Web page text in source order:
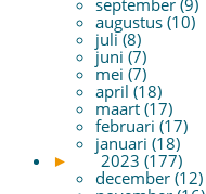
september (9)
augustus (10)
juli (8)
juni (7)
mei (7)
april (18)
maart (17)
februari (17)
januari (18)
►
2023 (177)
december (12)